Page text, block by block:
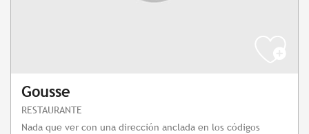
Gousse
RESTAURANTE
Nada que ver con una dirección anclada en los códigos